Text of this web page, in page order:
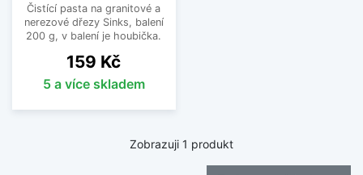
Čistící pasta na granitové a
nerezové dřezy Sinks, balení
200 g, v balení je houbička.
Cena
159 Kč
5 a více skladem
Zobrazuji 1 produkt